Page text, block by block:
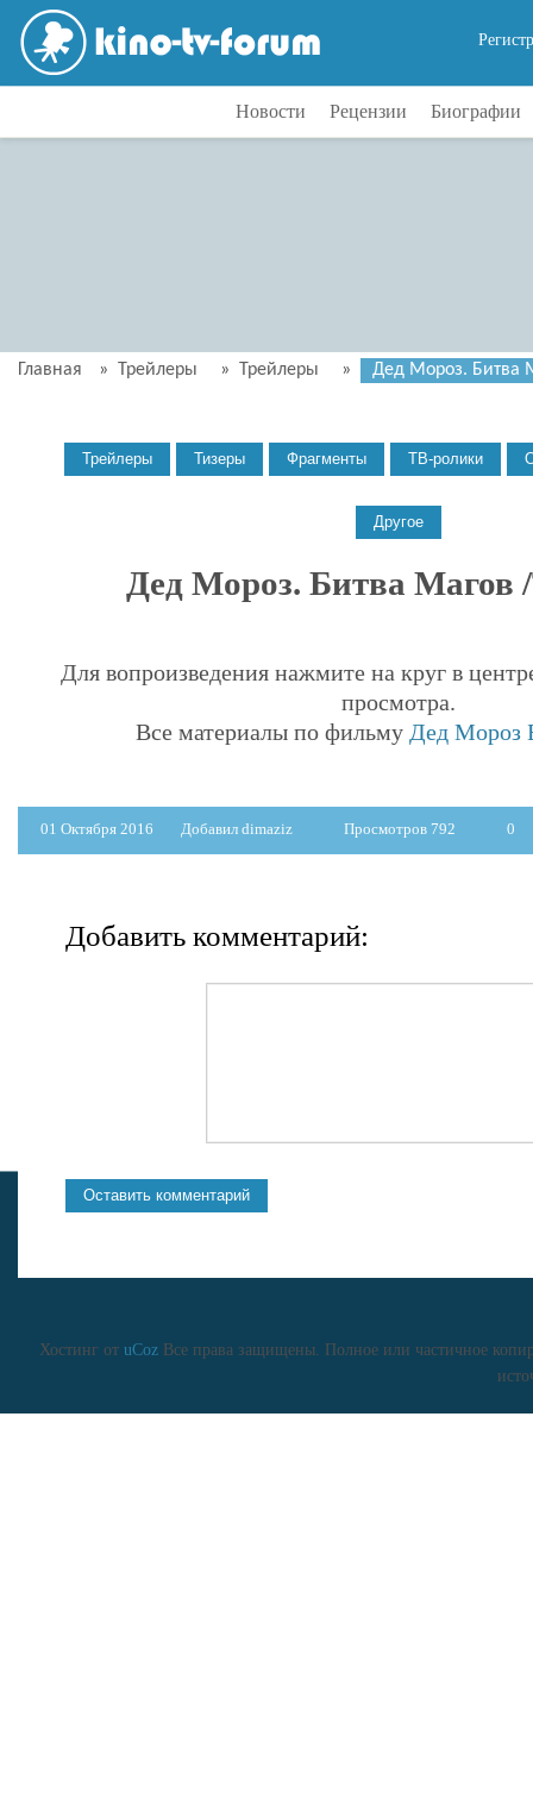
Новости Рецензии Биографии
Главная » Трейлеры » Трейлеры » Дед Мороз. Битва
Дед Мороз. Битва Магов
Для вопроизведения нажмите на круг в
просмотра.
Все материалы по фильму Дед Мороз
01 Октября 2016 Добавил dimaziz Просмотров 792 0
Добавить комментарий:
Хостинг от uCozВсе права защищены. Полное или частичное